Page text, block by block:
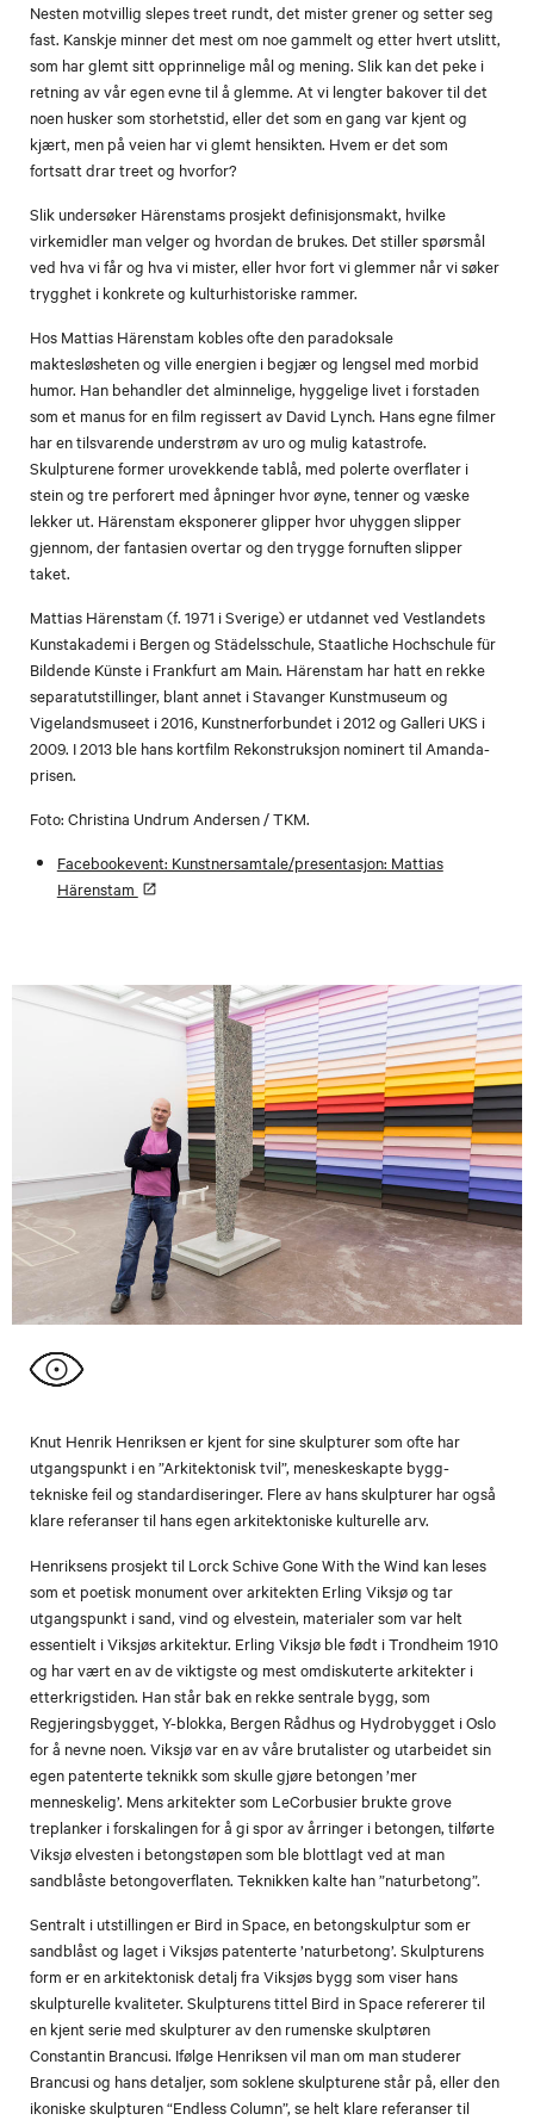
Nesten motvillig slepes treet rundt, det mister grener og setter seg
fast. Kanskje minner det mest om noe gammelt og etter hvert utslitt,
som har glemt sitt opprinnelige mål og mening. Slik kan det peke i
retning av vår egen evne til å glemme. At vi lengter bakover til det
noen husker som storhetstid, eller det som en gang var kjent og
kjært, men på veien har vi glemt hensikten. Hvem er det som
fortsatt drar treet og hvorfor?
Slik undersøker Härenstams prosjekt definisjonsmakt, hvilke
virkemidler man velger og hvordan de brukes. Det stiller spørsmål
ved hva vi får og hva vi mister, eller hvor fort vi glemmer når vi søker
trygghet i konkrete og kulturhistoriske rammer.
Hos Mattias Härenstam kobles ofte den paradoksale
maktesløsheten og ville energien i begjær og lengsel med morbid
humor. Han behandler det alminnelige, hyggelige livet i forstaden
som et manus for en film regissert av David Lynch. Hans egne filmer
har en tilsvarende understrøm av uro og mulig katastrofe.
Skulpturene former urovekkende tablå, med polerte overflater i
stein og tre perforert med åpninger hvor øyne, tenner og væske
lekker ut. Härenstam eksponerer glipper hvor uhyggen slipper
gjennom, der fantasien overtar og den trygge fornuften slipper
taket.
Mattias Härenstam (f. 1971 i Sverige) er utdannet ved Vestlandets
Kunstakademi i Bergen og Städelsschule, Staatliche Hochschule für
Bildende Künste i Frankfurt am Main. Härenstam har hatt en rekke
separatutstillinger, blant annet i Stavanger Kunstmuseum og
Vigelandsmuseet i 2016, Kunstnerforbundet i 2012 og Galleri UKS i
2009. I 2013 ble hans kortfilm Rekonstruksjon nominert til Amanda-
prisen.
Foto: Christina Undrum Andersen / TKM.
Facebookevent: Kunstnersamtale/presentasjon: Mattias
Härenstam
Knut Henrik Henriksen er kjent for sine skulpturer som ofte har
utgangspunkt i en ”Arkitektonisk tvil”, meneskeskapte bygg-
tekniske feil og standardiseringer. Flere av hans skulpturer har også
klare referanser til hans egen arkitektoniske kulturelle arv.
Henriksens prosjekt til Lorck Schive Gone With the Wind kan leses
som et poetisk monument over arkitekten Erling Viksjø og tar
utgangspunkt i sand, vind og elvestein, materialer som var helt
essentielt i Viksjøs arkitektur. Erling Viksjø ble født i Trondheim 1910
og har vært en av de viktigste og mest omdiskuterte arkitekter i
etterkrigstiden. Han står bak en rekke sentrale bygg, som
Regjeringsbygget, Y-blokka, Bergen Rådhus og Hydrobygget i Oslo
for å nevne noen. Viksjø var en av våre brutalister og utarbeidet sin
egen patenterte teknikk som skulle gjøre betongen ’mer
menneskelig’. Mens arkitekter som LeCorbusier brukte grove
treplanker i forskalingen for å gi spor av årringer i betongen, tilførte
Viksjø elvesten i betongstøpen som ble blottlagt ved at man
sandblåste betongoverflaten. Teknikken kalte han ”naturbetong”.
Sentralt i utstillingen er Bird in Space, en betongskulptur som er
sandblåst og laget i Viksjøs patenterte ’naturbetong’. Skulpturens
form er en arkitektonisk detalj fra Viksjøs bygg som viser hans
skulpturelle kvaliteter. Skulpturens tittel Bird in Space refererer til
en kjent serie med skulpturer av den rumenske skulptøren
Constantin Brancusi. Ifølge Henriksen vil man om man studerer
Brancusi og hans detaljer, som soklene skulpturene står på, eller den
ikoniske skulpturen “Endless Column”, se helt klare referanser til